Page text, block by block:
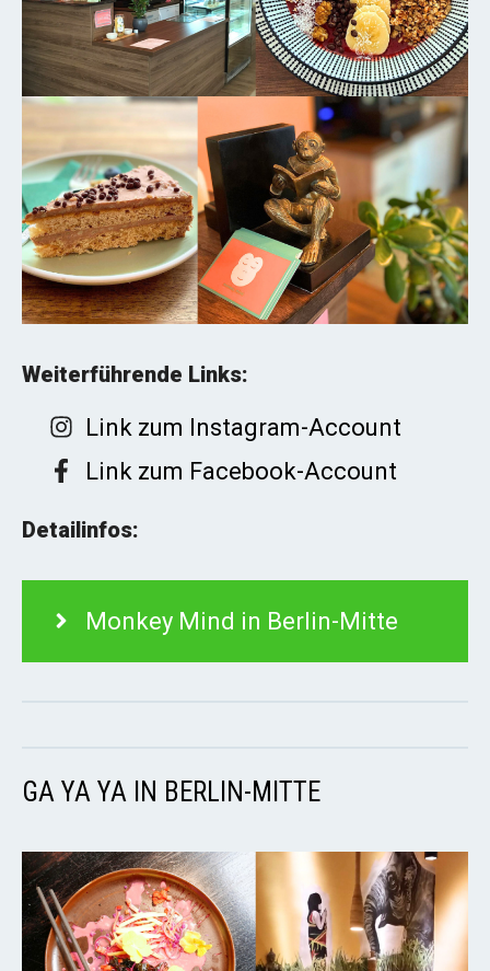
Weiterführende Links:
Link zum Instagram-Account
Link zum Facebook-Account
Detailinfos:
Monkey Mind in Berlin-Mitte
GA YA YA IN BERLIN-MITTE